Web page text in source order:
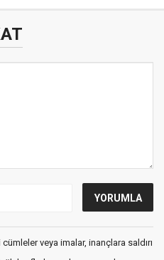
veya imalar, inançlara saldırı